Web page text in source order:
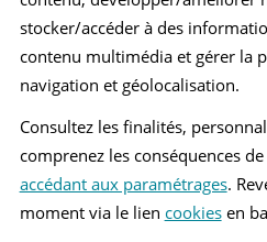
Recherche
Comparer
stocker/accéder à des
contenu multimédia et gérer la
navigation et géolocalisation.
Consultez les finalités,
comprenez les conséquences
accédant aux paramétrages.
moment via le lien cookiesen